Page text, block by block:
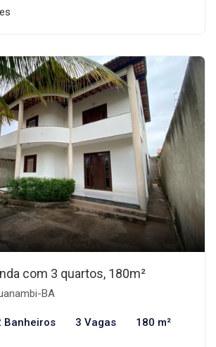
com 3 quartos, 180m²
BA
Banheiros 3 Vagas 180 m²